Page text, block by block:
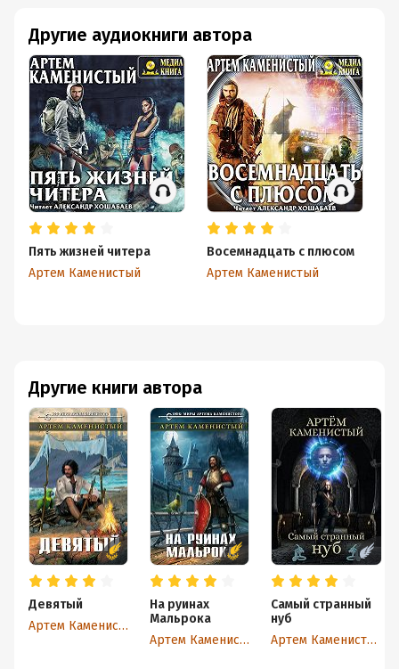
Другие книги автора
Девятый
Артем Каменистый
На руинах
Мальрока
Артем Каменистый
Самый странный
нуб
Артем Каменистый
Другие аудиокниги автора
Пять жизней читера
Артем Каменистый
Восемнадцать с плюсом
Артем Каменистый